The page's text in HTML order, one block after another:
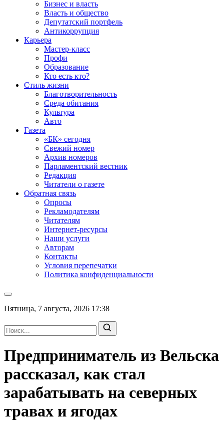
Бизнес и власть
Власть и общество
Депутатский портфель
Антикоррупция
Карьера
Мастер-класс
Профи
Образование
Кто есть кто?
Стиль жизни
Благотворительность
Среда обитания
Культура
Авто
Газета
«БК» сегодня
Свежий номер
Архив номеров
Парламентский вестник
Редакция
Читатели о газете
Обратная связь
Опросы
Рекламодателям
Читателям
Интернет-ресурсы
Наши услуги
Авторам
Контакты
Условия перепечатки
Политика конфиденциальности
Пятница, 7 августа, 2026 17:38
Предприниматель из Вельска
рассказал, как стал
зарабатывать на северных
травах и ягодах